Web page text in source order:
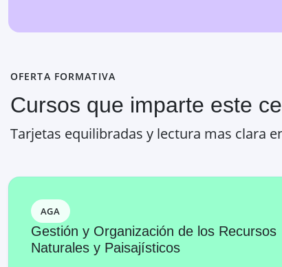
OFERTA FORMATIVA
Cursos que imparte este
Tarjetas equilibradas y lectura mas clara
AGA
Gestión y Organización de los Recursos
Naturales y Paisajísticos